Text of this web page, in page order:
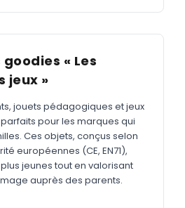
« Les
jeux »
jouets pédagogiques et jeux
pour les marques qui
Ces objets, conçus selon
européennes (CE, EN71),
jeunes tout en valorisant
auprès des parents.